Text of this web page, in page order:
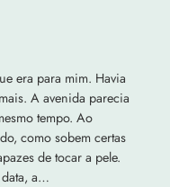
era para mim. Havia
A avenida parecia
tempo. Ao
como sobem certas
de tocar a pele.
a…